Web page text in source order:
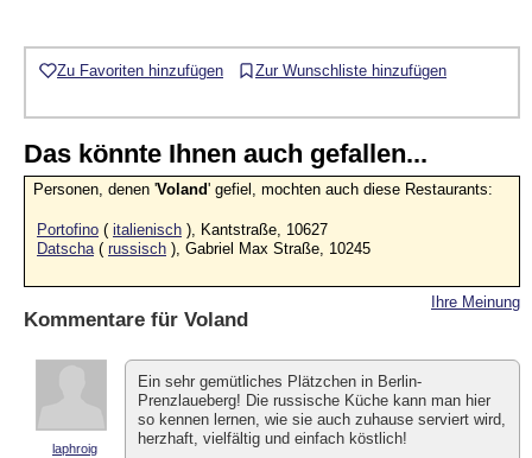
Zu Favoriten hinzufügen Zur Wunschliste hinzufügen
Das könnte Ihnen auch gefallen...
Personen, denen 'Voland' gefiel, mochten auch diese Restaurants:
Portofino ( italienisch ), Kantstraße, 10627
Datscha( russisch ), Gabriel Max Straße, 10245
Ihre Meinung
Kommentare für Voland
laphroig
Ein sehr gemütliches Plätzchen in Berlin-
Prenzlaueberg! Die russische Küche kann man hier
so kennen lernen, wie sie auch zuhause serviert wird,
herzhaft, vielfältig und einfach köstlich!